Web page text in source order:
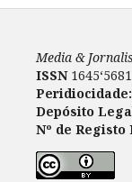
Media &
ISSN
Peridiocidade:
Depósito
Nº de Registo